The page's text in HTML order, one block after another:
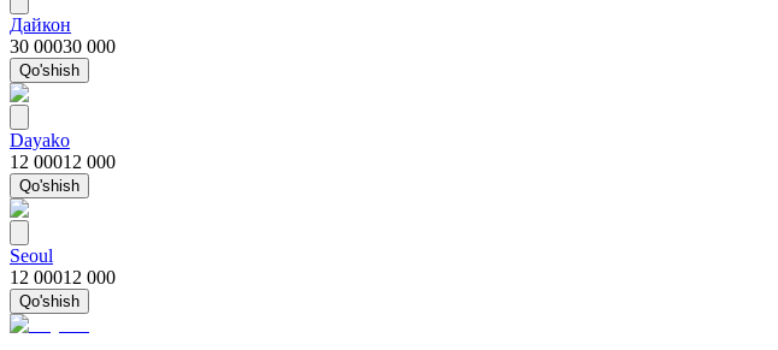
Дайкон
30 00030 000
Qo'shish
Dayako
12 00012 000
Qo'shish
Seoul
12 00012 000
Qo'shish